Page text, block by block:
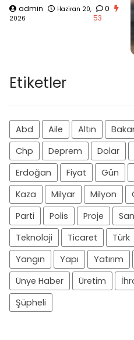
admin
Haziran 20,
2026
0
53
Etiketler
Abd Aile Altın
Chp
Deprem Dolar
Erdoğan
Fiyat Gün
Kaza
Milyar Milyon
Parti
Polis Proje
Teknoloji
Ticaret Türk
Yangın
Yapı Yatırım
Ünye Haber
Üretim
Şüpheli